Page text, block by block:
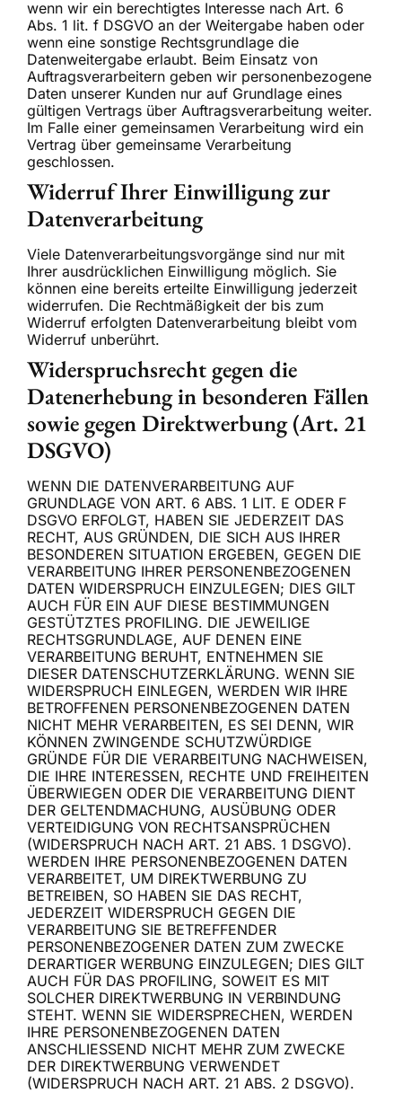
wenn wir ein berechtigtes Interesse nach Art. 6
Abs. 1 lit. f DSGVO an der Weitergabe haben oder
wenn eine sonstige Rechtsgrundlage die
Datenweitergabe erlaubt. Beim Einsatz von
Auftragsverarbeitern geben wir personenbezogene
Daten unserer Kunden nur auf Grundlage eines
gültigen Vertrags über Auftragsverarbeitung weiter.
Im Falle einer gemeinsamen Verarbeitung wird ein
Vertrag über gemeinsame Verarbeitung
geschlossen.
Widerruf Ihrer Einwilligung zur
Datenverarbeitung
Viele Datenverarbeitungsvorgänge sind nur mit
Ihrer ausdrücklichen Einwilligung möglich. Sie
können eine bereits erteilte Einwilligung jederzeit
widerrufen. Die Rechtmäßigkeit der bis zum
Widerruf erfolgten Datenverarbeitung bleibt vom
Widerruf unberührt.
Widerspruchsrecht gegen die
Datenerhebung in besonderen Fällen
sowie gegen Direktwerbung (Art. 21
DSGVO)
WENN DIE DATENVERARBEITUNG AUF
GRUNDLAGE VON ART. 6 ABS. 1 LIT. E ODER F
DSGVO ERFOLGT, HABEN SIE JEDERZEIT DAS
RECHT, AUS GRÜNDEN, DIE SICH AUS IHRER
BESONDEREN SITUATION ERGEBEN, GEGEN DIE
VERARBEITUNG IHRER PERSONENBEZOGENEN
DATEN WIDERSPRUCH EINZULEGEN; DIES GILT
AUCH FÜR EIN AUF DIESE BESTIMMUNGEN
GESTÜTZTES PROFILING. DIE JEWEILIGE
RECHTSGRUNDLAGE, AUF DENEN EINE
VERARBEITUNG BERUHT, ENTNEHMEN SIE
DIESER DATENSCHUTZERKLÄRUNG. WENN SIE
WIDERSPRUCH EINLEGEN, WERDEN WIR IHRE
BETROFFENEN PERSONENBEZOGENEN DATEN
NICHT MEHR VERARBEITEN, ES SEI DENN, WIR
KÖNNEN ZWINGENDE SCHUTZWÜRDIGE
GRÜNDE FÜR DIE VERARBEITUNG NACHWEISEN,
DIE IHRE INTERESSEN, RECHTE UND FREIHEITEN
ÜBERWIEGEN ODER DIE VERARBEITUNG DIENT
DER GELTENDMACHUNG, AUSÜBUNG ODER
VERTEIDIGUNG VON RECHTSANSPRÜCHEN
(WIDERSPRUCH NACH ART. 21 ABS. 1 DSGVO).
WERDEN IHRE PERSONENBEZOGENEN DATEN
VERARBEITET, UM DIREKTWERBUNG ZU
BETREIBEN, SO HABEN SIE DAS RECHT,
JEDERZEIT WIDERSPRUCH GEGEN DIE
VERARBEITUNG SIE BETREFFENDER
PERSONENBEZOGENER DATEN ZUM ZWECKE
DERARTIGER WERBUNG EINZULEGEN; DIES GILT
AUCH FÜR DAS PROFILING, SOWEIT ES MIT
SOLCHER DIREKTWERBUNG IN VERBINDUNG
STEHT. WENN SIE WIDERSPRECHEN, WERDEN
IHRE PERSONENBEZOGENEN DATEN
ANSCHLIESSEND NICHT MEHR ZUM ZWECKE
DER DIREKTWERBUNG VERWENDET
(WIDERSPRUCH NACH ART. 21 ABS. 2 DSGVO).